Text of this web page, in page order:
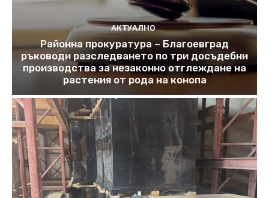
АКТУАЛНО
Районна прокуратура – Благоевград
ръководи разследването по три досъдебни
производства за незаконно отглеждане на
растения от рода на конопа